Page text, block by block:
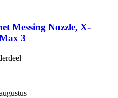
Messing Nozzle, X-​
3